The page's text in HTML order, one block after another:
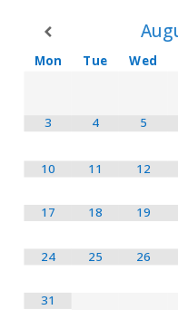
Mon Tue Wed
3 4 5
10 11 12
17 18 19
24 25 26
31